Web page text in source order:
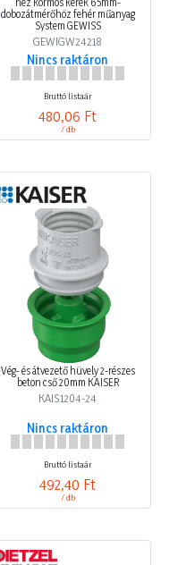
dobozátmérőhöz fehér műanyag
System GEWISS
GEWIGW24218
Nincs raktáron
Bruttó listaár
480,06 Ft
/ db
Vég- és átvezető hüvely 2-részes
beton cső 20mm KAISER
KAIS1204-24
Nincs raktáron
Bruttó listaár
492,40 Ft
/ db